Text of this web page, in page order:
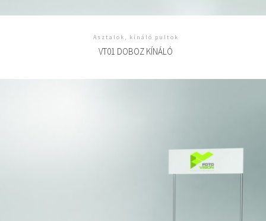
Asztalok, kínáló pultok
VT01 DOBOZ KÍNÁLÓ